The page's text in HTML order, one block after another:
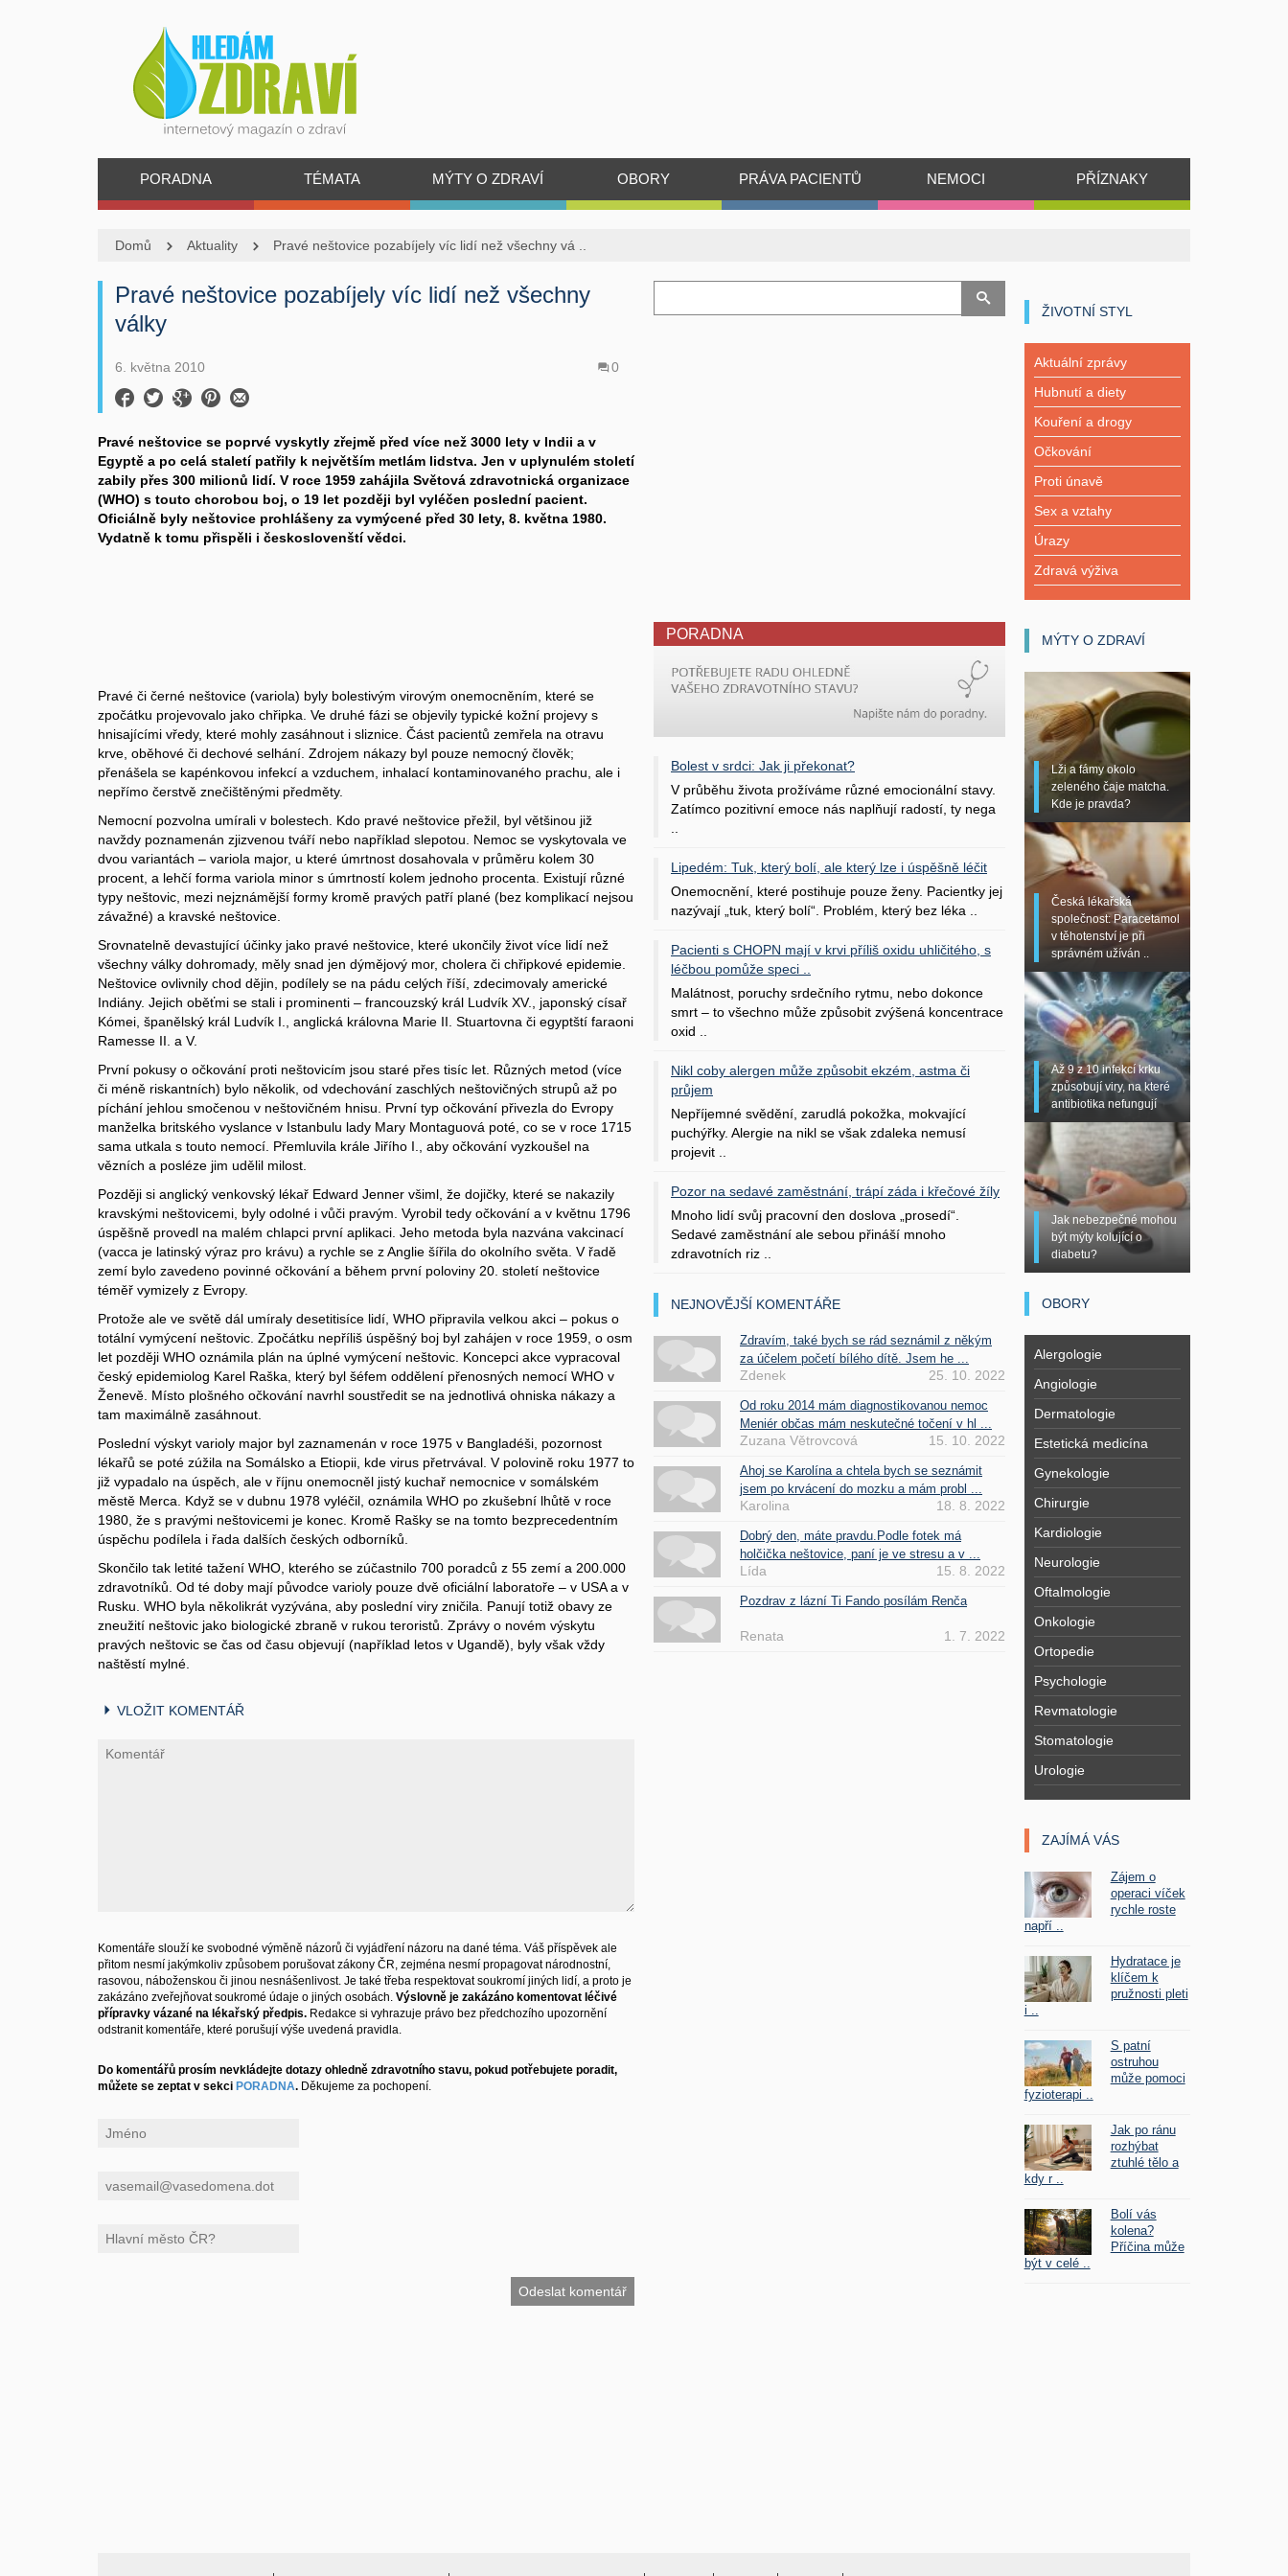
PORADNA TÉMATA MÝTY O ZDRAVÍ OBORY PRÁVA PACIENTŮ NEMOCI PŘÍZNAKY
Domů Aktuality Pravé neštovice pozabíjely víc lidí než všechny vá ..
Pravé neštovice pozabíjely víc lidí než všechny
války
6. května 2010 0
Pravé neštovice se poprvé vyskytly zřejmě před více než 3000 lety v Indii a v
Egyptě a po celá staletí patřily k největším metlám lidstva. Jen v uplynulém století
zabily přes 300 milionů lidí. V roce 1959 zahájila Světová zdravotnická organizace
(WHO) s touto chorobou boj, o 19 let později byl vyléčen poslední pacient.
Oficiálně byly neštovice prohlášeny za vymýcené před 30 lety, 8. května 1980.
Vydatně k tomu přispěli i českoslovenští vědci.
Pravé či černé neštovice (variola) byly bolestivým virovým onemocněním, které se
zpočátku projevovalo jako chřipka. Ve druhé fázi se objevily typické kožní projevy s
hnisajícími vředy, které mohly zasáhnout i sliznice. Část pacientů zemřela na otravu
krve, oběhové či dechové selhání. Zdrojem nákazy byl pouze nemocný člověk;
přenášela se kapénkovou infekcí a vzduchem, inhalací kontaminovaného prachu, ale i
nepřímo čerstvě znečištěnými předměty.
Nemocní pozvolna umírali v bolestech. Kdo pravé neštovice přežil, byl většinou již
navždy poznamenán zjizvenou tváří nebo například slepotou. Nemoc se vyskytovala ve
dvou variantách – variola major, u které úmrtnost dosahovala v průměru kolem 30
procent, a lehčí forma variola minor s úmrtností kolem jednoho procenta. Existují různé
typy neštovic, mezi nejznámější formy kromě pravých patří plané (bez komplikací nejsou
závažné) a kravské neštovice.
Srovnatelně devastující účinky jako pravé neštovice, které ukončily život více lidí než
všechny války dohromady, měly snad jen dýmějový mor, cholera či chřipkové epidemie.
Neštovice ovlivnily chod dějin, podílely se na pádu celých říší, zdecimovaly americké
Indiány. Jejich oběťmi se stali i prominenti – francouzský král Ludvík XV., japonský císař
Kómei, španělský král Ludvík I., anglická královna Marie II. Stuartovna či egyptští faraoni
Ramesse II. a V.
První pokusy o očkování proti neštovicím jsou staré přes tisíc let. Různých metod (více
či méně riskantních) bylo několik, od vdechování zaschlých neštovičných strupů až po
píchání jehlou smočenou v neštovičném hnisu. První typ očkování přivezla do Evropy
manželka britského vyslance v Istanbulu lady Mary Montaguová poté, co se v roce 1715
sama utkala s touto nemocí. Přemluvila krále Jiřího I., aby očkování vyzkoušel na
vězních a posléze jim udělil milost.
Později si anglický venkovský lékař Edward Jenner všiml, že dojičky, které se nakazily
kravskými neštovicemi, byly odolné i vůči pravým. Vyrobil tedy očkování a v květnu 1796
úspěšně provedl na malém chlapci první aplikaci. Jeho metoda byla nazvána vakcinací
(vacca je latinský výraz pro krávu) a rychle se z Anglie šířila do okolního světa. V řadě
zemí bylo zavedeno povinné očkování a během první poloviny 20. století neštovice
téměř vymizely z Evropy.
Protože ale ve světě dál umíraly desetitisíce lidí, WHO připravila velkou akci – pokus o
totální vymýcení neštovic. Zpočátku nepříliš úspěšný boj byl zahájen v roce 1959, o osm
let později WHO oznámila plán na úplné vymýcení neštovic. Koncepci akce vypracoval
český epidemiolog Karel Raška, který byl šéfem oddělení přenosných nemocí WHO v
Ženevě. Místo plošného očkování navrhl soustředit se na jednotlivá ohniska nákazy a
tam maximálně zasáhnout.
Poslední výskyt varioly major byl zaznamenán v roce 1975 v Bangladéši, pozornost
lékařů se poté zúžila na Somálsko a Etiopii, kde virus přetrvával. V polovině roku 1977 to
již vypadalo na úspěch, ale v říjnu onemocněl jistý kuchař nemocnice v somálském
městě Merca. Když se v dubnu 1978 vyléčil, oznámila WHO po zkušební lhůtě v roce
1980, že s pravými neštovicemi je konec. Kromě Rašky se na tomto bezprecedentním
úspěchu podílela i řada dalších českých odborníků.
Skončilo tak letité tažení WHO, kterého se zúčastnilo 700 poradců z 55 zemí a 200.000
zdravotníků. Od té doby mají původce varioly pouze dvě oficiální laboratoře – v USA a v
Rusku. WHO byla několikrát vyzývána, aby poslední viry zničila. Panují totiž obavy ze
zneužití neštovic jako biologické zbraně v rukou teroristů. Zprávy o novém výskytu
pravých neštovic se čas od času objevují (například letos v Ugandě), byly však vždy
naštěstí mylné.
VLOŽIT KOMENTÁŘ
Komentáře slouží ke svobodné výměně názorů či vyjádření názoru na dané téma. Váš příspěvek ale
přitom nesmí jakýmkoliv způsobem porušovat zákony ČR, zejména nesmí propagovat národnostní,
rasovou, náboženskou či jinou nesnášenlivost. Je také třeba respektovat soukromí jiných lidí, a proto je
zakázáno zveřejňovat soukromé údaje o jiných osobách. Výslovně je zakázáno komentovat léčivé
přípravky vázané na lékařský předpis. Redakce si vyhrazuje právo bez předchozího upozornění
odstranit komentáře, které porušují výše uvedená pravidla.
Do komentářů prosím nevkládejte dotazy ohledně zdravotního stavu, pokud potřebujete poradit,
můžete se zeptat v sekci PORADNA. Děkujeme za pochopení.
PORADNA
Bolest v srdci: Jak ji překonat?
V průběhu života prožíváme různé emocionální stavy.
Zatímco pozitivní emoce nás naplňují radostí, ty nega
Lipedém: Tuk, který bolí, ale který lze i úspěšně léčit
Onemocnění, které postihuje pouze ženy. Pacientky jej
nazývají „tuk, který bolí“. Problém, který bez léka ..
Pacienti s CHOPN mají v krvi příliš oxidu uhličitého, s
léčbou pomůže speci ..
Malátnost, poruchy srdečního rytmu, nebo dokonce
smrt – to všechno může způsobit zvýšená koncentrace
oxid ..
Nikl coby alergen může způsobit ekzém, astma či
průjem
Nepříjemné svědění, zarudlá pokožka, mokvající
puchýřky. Alergie na nikl se však zdaleka nemusí
projevit ..
Pozor na sedavé zaměstnání, trápí záda i křečové žíly
Mnoho lidí svůj pracovní den doslova „prosedí“.
Sedavé zaměstnání ale sebou přináší mnoho
zdravotních riz ..
NEJNOVĚJŠÍ KOMENTÁŘE
Zdravím, také bych se rád seznámil z někým
za účelem početí bílého dítě. Jsem he ...
Zdenek 25. 10. 2022
Od roku 2014 mám diagnostikovanou nemoc
Meniér občas mám neskutečné točení v hl ...
Zuzana Větrovcová 15. 10. 2022
Ahoj se Karolína a chtela bych se seznámit
jsem po krvácení do mozku a mám probl ...
Karolina 18. 8. 2022
Dobrý den, máte pravdu.Podle fotek má
holčička neštovice, paní je ve stresu a v ...
Lída 15. 8. 2022
Pozdrav z lázní Ti Fando posílám Renča
Renata 1. 7. 2022
ŽIVOTNÍ STYL
Aktuální zprávy
Hubnutí a diety
Kouření a drogy
Očkování
Proti únavě
Sex a vztahy
Úrazy
Zdravá výživa
MÝTY O ZDRAVÍ
Lži a fámy okolo
zeleného čaje matcha.
Kde je pravda?
Česká lékařská
společnost: Paracetamol
v těhotenství je při
správném užíván ..
Až 9 z 10 infekcí krku
způsobují viry, na které
antibiotika nefungují
Jak nebezpečné mohou
být mýty kolující o
diabetu?
OBORY
Alergologie
Angiologie
Dermatologie
Estetická medicína
Gynekologie
Chirurgie
Kardiologie
Neurologie
Oftalmologie
Onkologie
Ortopedie
Psychologie
Revmatologie
Stomatologie
Urologie
ZAJÍMÁ VÁS
Zájem o
operaci víček
rychle roste
napří ..
Hydratace je
klíčem k
pružnosti pleti
i ..
S patní
ostruhou
může pomoci
fyzioterapi ..
Jak po ránu
rozhýbat
ztuhlé tělo a
kdy r ..
Bolí vás
kolena?
Příčina může
být v celé ..